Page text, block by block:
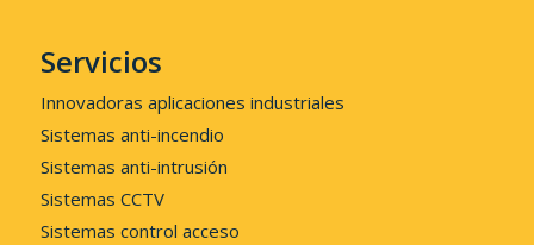
Servicios
Innovadoras aplicaciones industriales
Sistemas anti-incendio
Sistemas anti-intrusión
Sistemas CCTV
Sistemas control acceso